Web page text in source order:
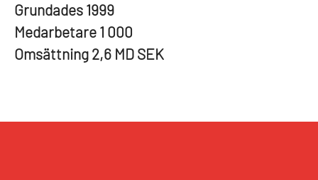
Grundades 1999
Medarbetare 1 000
Omsättning 2,6 MD SEK